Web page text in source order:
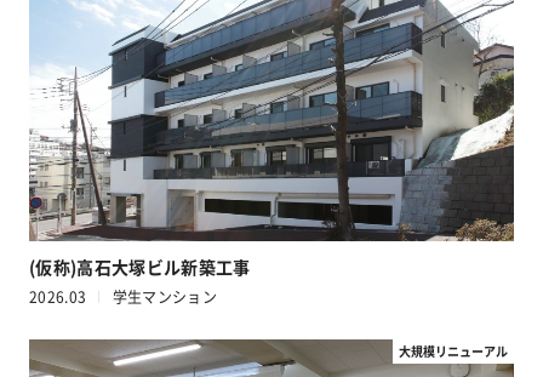
(仮称)高石大塚ビル新築工事
2026.03 学生マンション
大規模リニューアル